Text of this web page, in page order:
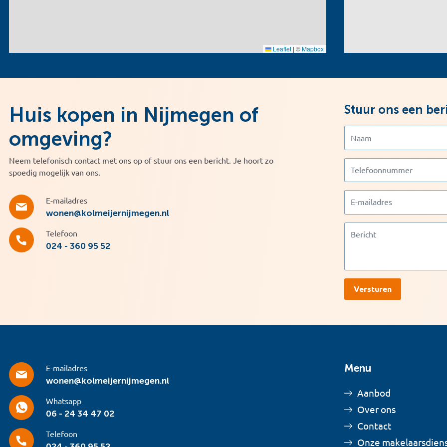
Leaflet | ©Mapbox
Huis kopen in Nijmegen of
omgeving?
Neem telefonisch contact met ons op of stuur ons een bericht. Je hoort zo
spoedig mogelijk van ons.
E-mailadres
wonen@kolmeijernijmegen.nl
Telefoon
024 - 360 95 52
Stuur ons een
E-mailadres
wonen@kolmeijernijmegen.nl
Whatsapp
06 - 24 34 47 02
Telefoon
Menu
Aanbod
Over ons
Contact
Onze